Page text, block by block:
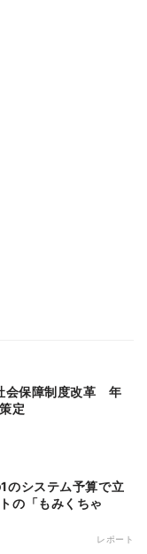
会保障制度改革 年
定
の「もみくちゃ
レポート